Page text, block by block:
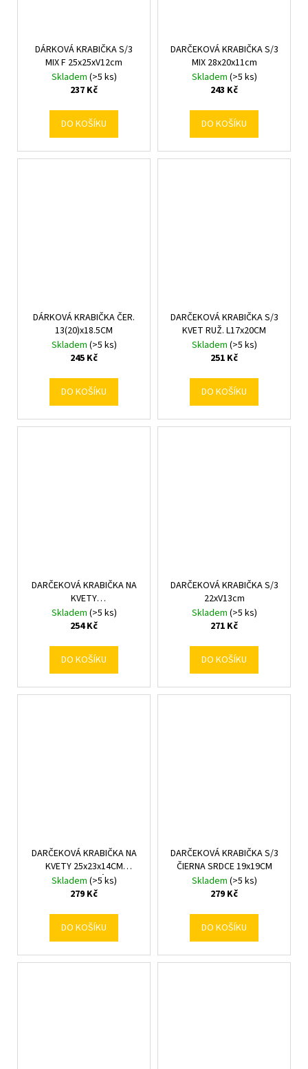
DÁRKOVÁ KRABIČKA S/3
MIX F 25x25xV12cm
Skladem (>5 ks)
237 Kč
DO KOŠÍKU
DARČEKOVÁ KRABIČKA S/3
MIX 28x20x11cm
Skladem (>5 ks)
243 Kč
DO KOŠÍKU
DÁRKOVÁ KRABIČKA ČER.
13(20)x18.5CM
Skladem (>5 ks)
245 Kč
DO KOŠÍKU
DARČEKOVÁ KRABIČKA S/3
KVET RUŽ. L17x20CM
Skladem (>5 ks)
251 Kč
DO KOŠÍKU
DARČEKOVÁ KRABIČKA NA
KVETY
13x10,5x10,5CM/17x12,5x13CM
S/3 MIXF
Skladem (>5 ks)
254 Kč
DO KOŠÍKU
DARČEKOVÁ KRABIČKA S/3
22xV13cm
Skladem (>5 ks)
271 Kč
DO KOŠÍKU
DARČEKOVÁ KRABIČKA NA
KVETY 25x23x14CM
SV.MODRÁ
Skladem (>5 ks)
279 Kč
DO KOŠÍKU
DARČEKOVÁ KRABIČKA S/3
ČIERNA SRDCE 19x19CM
Skladem (>5 ks)
279 Kč
DO KOŠÍKU